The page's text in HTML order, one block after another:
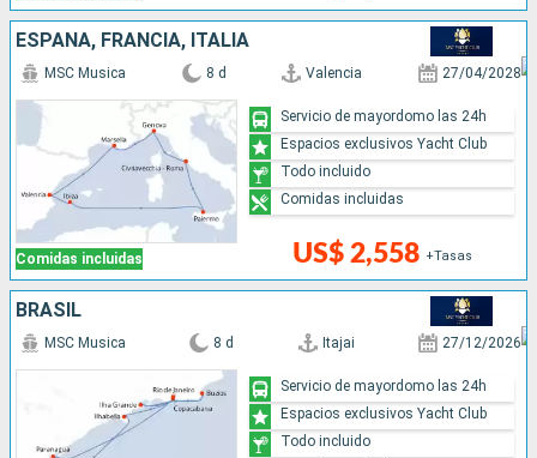
ESPAÑA, FRANCIA, ITALIA
Comidas incluidas
MSC Musica 8 d Valencia 27/04/2028
US$ 2,558 +Tasas
Servicio de mayordomo las 24h
Espacios exclusivos Yacht Club
Todo incluido
Comidas incluidas
BRASIL
MSC Musica 8 d Itajai 27/12/2026
Servicio de mayordomo las 24h
Espacios exclusivos Yacht Club
Todo incluido